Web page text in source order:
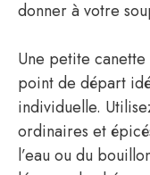
donner à votre
Une petite
point de départ
individuelle.
ordinaires et
l’eau ou du